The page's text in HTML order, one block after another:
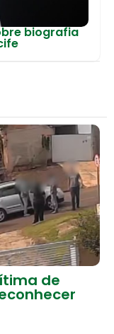
biografia
de